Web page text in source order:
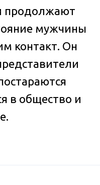
продолжают
мужчины
контакт. Он
в общество и